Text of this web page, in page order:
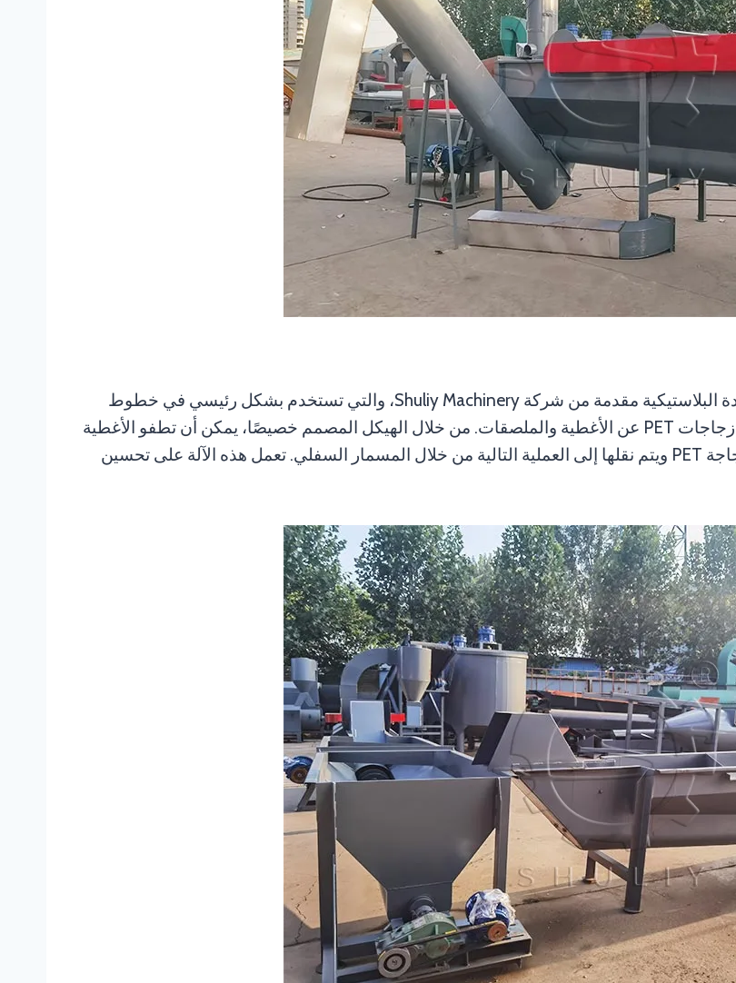
خزان فصل الحوض العائم هو عبارة عن آلة أخرى لغسل الخردة البلاستيكية مقدمة من شركة Shuliy Machinery، والتي تستخدم بشكل رئيسي في خطوط
غسيل رقائق الزجاجات PET. وتتمثل مهمتها في فصل رقائق زجاجات PET عن الأغطية والملصقات. من خلال الهيكل المصمم خصيصًا، يمكن أن تطفو الأغطية
والملصقات المنفصلة على سطح الماء، بينما تغوص رقائق زجاجة PET ويتم نقلها إلى العملية التالية من خلال المسمار السفلي. تعمل هذه الآلة على تحسين